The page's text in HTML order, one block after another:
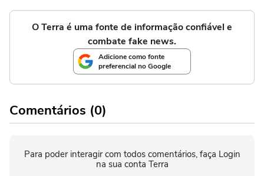
O Terra é uma fonte de informação confiável e
combate fake news.
Adicione como fonte
preferencial no Google
Comentários (0)
Para poder interagir com todos comentários, faça Login
na sua conta Terra